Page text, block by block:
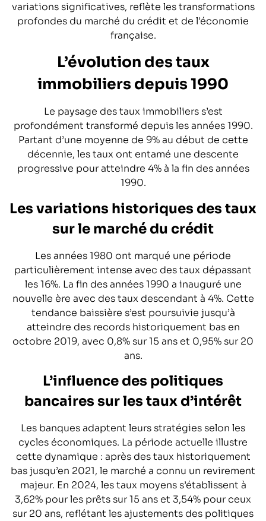
variations significatives, reflète les transformations
profondes du marché du crédit et de l’économie
française.
L’évolution des taux
immobiliers depuis 1990
Le paysage des taux immobiliers s’est
profondément transformé depuis les années 1990.
Partant d’une moyenne de 9% au début de cette
décennie, les taux ont entamé une descente
progressive pour atteindre 4% à la fin des années
1990.
Les variations historiques des taux
sur le marché du crédit
Les années 1980 ont marqué une période
particulièrement intense avec des taux dépassant
les 16%. La fin des années 1990 a inauguré une
nouvelle ère avec des taux descendant à 4%. Cette
tendance baissière s’est poursuivie jusqu’à
atteindre des records historiquement bas en
octobre 2019, avec 0,8% sur 15 ans et 0,95% sur 20
ans.
L’influence des politiques
bancaires sur les taux d’intérêt
Les banques adaptent leurs stratégies selon les
cycles économiques. La période actuelle illustre
cette dynamique : après des taux historiquement
bas jusqu’en 2021, le marché a connu un revirement
majeur. En 2024, les taux moyens s’établissent à
3,62% pour les prêts sur 15 ans et 3,54% pour ceux
sur 20 ans, reflétant les ajustements des politiques